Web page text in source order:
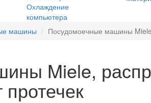
Охлаждение
компьютера
машины Посудомоечные машины
Miele,